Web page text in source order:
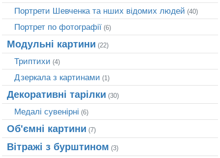
Портрети Шевченка та нших відомих людей (40)
Портрет по фотографії (6)
Модульні картини (22)
Триптихи (4)
Дзеркала з картинами (1)
Декоративні тарілки (30)
Медалі сувенірні (6)
Об'ємні картини (7)
Вітражі з бурштином (3)